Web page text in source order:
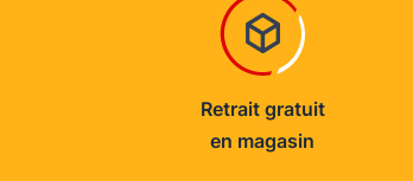
Retrait gratuit
en magasin